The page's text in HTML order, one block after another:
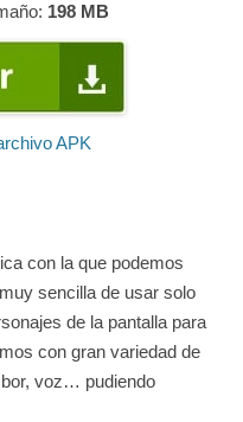
198 MB
APK
con la que podemos
sencilla de usar solo
de la pantalla para
con gran variedad de
voz… pudiendo